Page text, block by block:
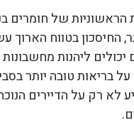
של חומרים
החיסכון בטווח הארוך
יכולים ליהנות
בריאות טובה יותר
רק על הדיירים